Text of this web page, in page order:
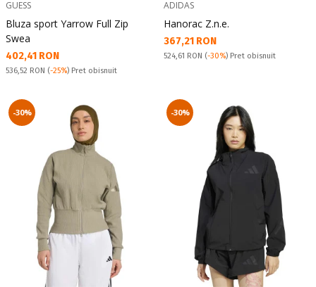
GUESS
Bluza sport Yarrow Full Zip
Swea
Текуща цена:
402,41 RON
Pret obisnuit:
536,52 RON (-25%) Pret obisnuit
ADIDAS
Hanorac Z.n.e.
Текуща цена:
367,21 RON
Pret obisnuit:
524,61 RON (-30%) Pret obisnuit
-30% -30%